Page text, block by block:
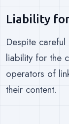
Liability
Despite
liability for the
operators of
their content.